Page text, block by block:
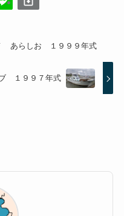
あらしお １９９９年式
１９９７年式